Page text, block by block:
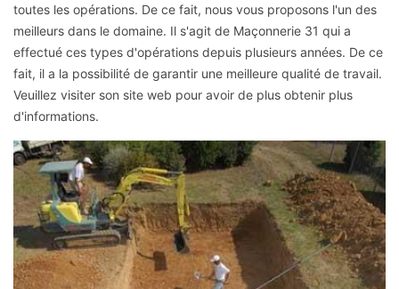
toutes les opérations. De ce fait, nous vous proposons l'un des
meilleurs dans le domaine. Il s'agit de Maçonnerie 31 qui a
effectué ces types d'opérations depuis plusieurs années. De ce
fait, il a la possibilité de garantir une meilleure qualité de travail.
Veuillez visiter son site web pour avoir de plus obtenir plus
d'informations.